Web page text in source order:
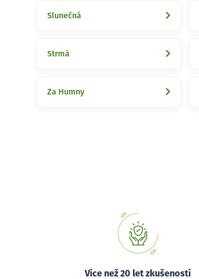
Slunečná
Strmá
Za Humny
Více než 20 let zkušeností